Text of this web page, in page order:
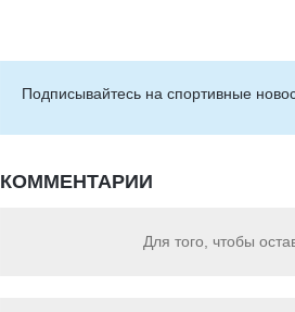
Подписывайтесь на cпортивные
КОММЕНТАРИИ
Для того, чтобы